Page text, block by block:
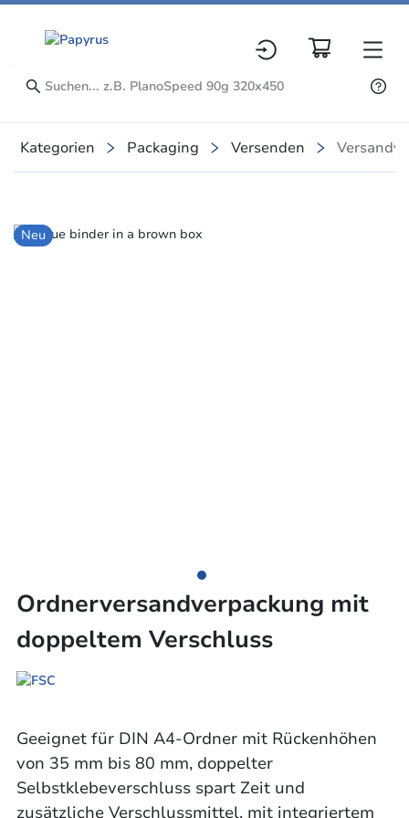
Kategorien Packaging Versenden
Neu
Slide 1 of 1
Ordnerversandverpackung mit
doppeltem Verschluss
Geeignet für DIN A4-Ordner mit Rückenhöhen
von 35 mm bis 80 mm, doppelter
Selbstklebeverschluss spart Zeit und
zusätzliche Verschlussmittel, mit integriertem